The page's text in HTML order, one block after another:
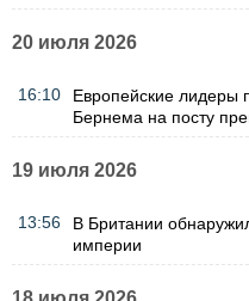
20 июля 2026
16:10
Европейские лидеры
Бернема на посту
19 июля 2026
13:56
В Британии
империи